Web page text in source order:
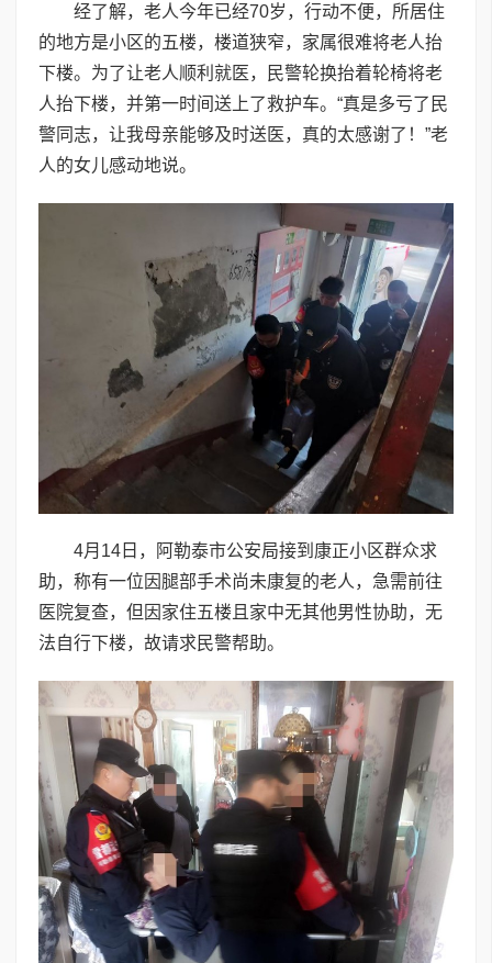
经了解，老人今年已经70岁，行动不便，所居住
的地方是小区的五楼，楼道狭窄，家属很难将老人抬
下楼。为了让老人顺利就医，民警轮换抬着轮椅将老
人抬下楼，并第一时间送上了救护车。“真是多亏了民
警同志，让我母亲能够及时送医，真的太感谢了！”老
人的女儿感动地说。
4月14日，阿勒泰市公安局接到康正小区群众求
助，称有一位因腿部手术尚未康复的老人，急需前往
医院复查，但因家住五楼且家中无其他男性协助，无
法自行下楼，故请求民警帮助。